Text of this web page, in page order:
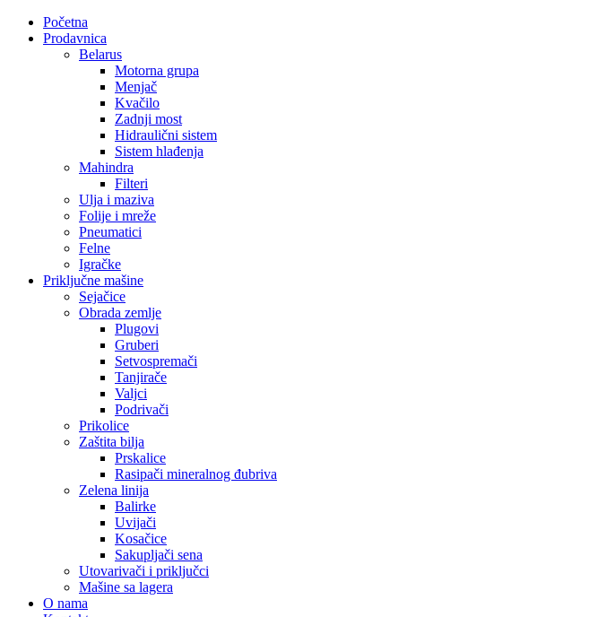
Početna
Prodavnica
Belarus
Motorna grupa
Menjač
Kvačilo
Zadnji most
Hidraulični sistem
Sistem hlađenja
Mahindra
Filteri
Ulja i maziva
Folije i mreže
Pneumatici
Felne
Igračke
Priključne mašine
Sejačice
Obrada zemlje
Plugovi
Gruberi
Setvospremači
Tanjirače
Valjci
Podrivači
Prikolice
Zaštita bilja
Prskalice
Rasipači mineralnog đubriva
Zelena linija
Balirke
Uvijači
Kosačice
Sakupljači sena
Utovarivači i priključci
Mašine sa lagera
O nama